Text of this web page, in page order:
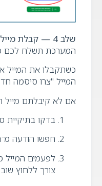
שלב 4 — קבלת מייל לאיפוס סיסמה
המערכת תשלח לכם
כשתקבלו את המייל
המייל "צרו סיסמה
אם לא קיבלתם מייל
בדקו בתיקיית
חפשו הודעה מ־Hashavim
צורך ללחוץ שוב